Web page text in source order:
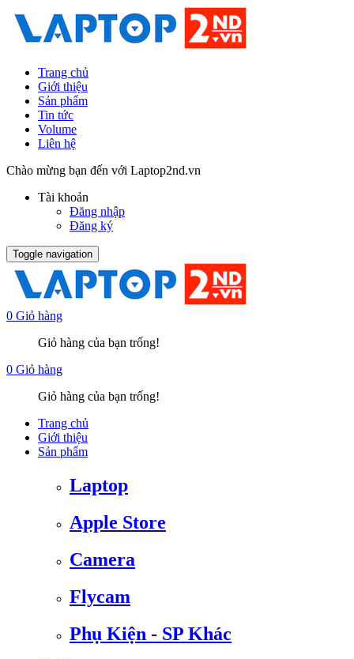
Trang chủ
Giới thiệu
Sản phẩm
Tin tức
Volume
Liên hệ
Chào mừng bạn đến với Laptop2nd.vn
Tài khoản
Đăng nhập
Đăng ký
Toggle navigation
0 Giỏ hàng
Giỏ hàng của bạn trống!
0 Giỏ hàng
Giỏ hàng của bạn trống!
Trang chủ
Giới thiệu
Sản phẩm
Laptop
Apple Store
Camera
Flycam
Phụ Kiện - SP Khác